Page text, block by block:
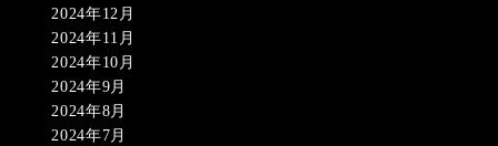
2024年12月
2024年11月
2024年10月
2024年9月
2024年8月
2024年7月